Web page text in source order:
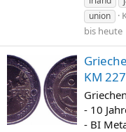
union
bis heute
KM
- 10
- BI